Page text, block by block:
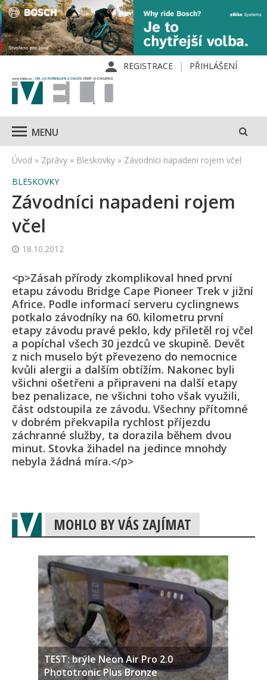
REGISTRACE PŘIHLÁŠENÍ
MENU
Úvod » Zprávy » Bleskovky » Závodníci napadeni rojem včel
BLESKOVKY
Závodníci napadeni rojem
včel
18.10.2012
<p>Zásah přírody zkomplikoval hned první
etapu závodu Bridge Cape Pioneer Trek v jižní
Africe. Podle informací serveru cyclingnews
potkalo závodníky na 60. kilometru první
etapy závodu pravé peklo, kdy přiletěl roj včel
a popíchal všech 30 jezdců ve skupině. Devět
z nich muselo být převezeno do nemocnice
kvůli alergii a dalším obtížím. Nakonec byli
všichni ošetřeni a připraveni na další etapy
bez penalizace, ne všichni toho však využili,
část odstoupila ze závodu. Všechny přítomné
v dobrém překvapila rychlost příjezdu
záchranné služby, ta dorazila během dvou
minut. Stovka žihadel na jedince mnohdy
nebyla žádná míra.</p>
MOHLO BY VÁS ZAJÍMAT
TEST: brýle Neon Air Pro 2.0
Phototronic Plus Bronze